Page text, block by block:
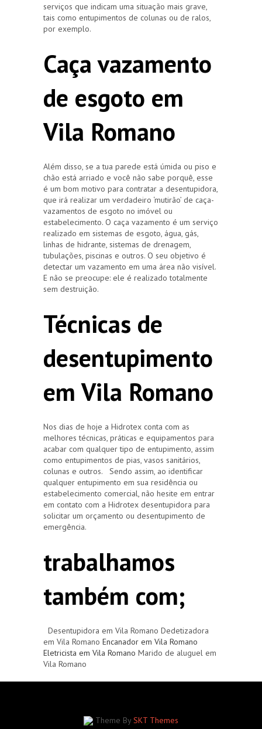
serviços que indicam uma situação mais grave,
tais como entupimentos de colunas ou de ralos,
por exemplo.
Caça vazamento
de esgoto em
Vila Romano
Além disso, se a tua parede está úmida ou piso e
chão está arriado e você não sabe porquê, esse
é um bom motivo para contratar a desentupidora,
que irá realizar um verdadeiro ‘mutirão’ de caça-
vazamentos de esgoto no imóvel ou
estabelecimento. O caça vazamento é um serviço
realizado em sistemas de esgoto, água, gás,
linhas de hidrante, sistemas de drenagem,
tubulações, piscinas e outros. O seu objetivo é
detectar um vazamento em uma área não visível.
E não se preocupe: ele é realizado totalmente
sem destruição.
Técnicas de
desentupimento
em Vila Romano
Nos dias de hoje a Hidrotex conta com as
melhores técnicas, práticas e equipamentos para
acabar com qualquer tipo de entupimento, assim
como entupimentos de pias, vasos sanitários,
colunas e outros. Sendo assim, ao identificar
qualquer entupimento em sua residência ou
estabelecimento comercial, não hesite em entrar
em contato com a Hidrotex desentupidora para
solicitar um orçamento ou desentupimento de
emergência.
trabalhamos
também com;
Desentupidora em Vila Romano Dedetizadora
em Vila Romano Encanador em Vila Romano
Eletricista em Vila Romano Marido de aluguel em
Vila Romano
Theme By SKT Themes